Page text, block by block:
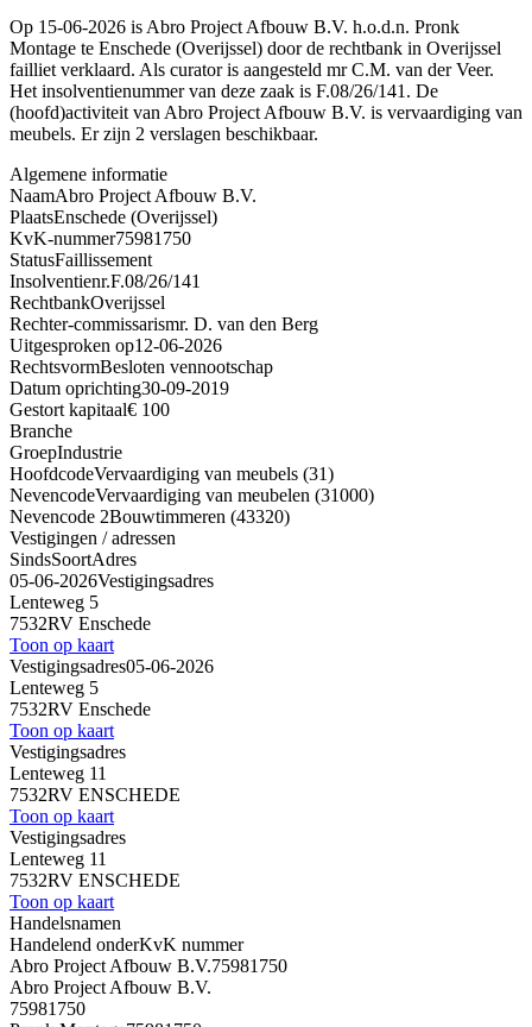
Op 15-06-2026 is Abro Project Afbouw B.V. h.o.d.n. Pronk
Montage te Enschede (Overijssel) door de rechtbank in Overijssel
failliet verklaard. Als curator is aangesteld mr C.M. van der Veer.
Het insolventienummer van deze zaak is F.08/26/141. De
(hoofd)activiteit van Abro Project Afbouw B.V. is vervaardiging van
meubels. Er zijn 2 verslagen beschikbaar.
Algemene informatie
NaamAbro Project Afbouw B.V.
PlaatsEnschede (Overijssel)
KvK-nummer75981750
StatusFaillissement
Insolventienr.F.08/26/141
RechtbankOverijssel
Rechter-commissarismr. D. van den Berg
Uitgesproken op12-06-2026
RechtsvormBesloten vennootschap
Datum oprichting30-09-2019
Gestort kapitaal€ 100
Branche
GroepIndustrie
HoofdcodeVervaardiging van meubels (31)
NevencodeVervaardiging van meubelen (31000)
Nevencode 2Bouwtimmeren (43320)
Vestigingen / adressen
SindsSoortAdres
05-06-2026Vestigingsadres
Lenteweg 5
7532RV Enschede
Toon op kaart
Vestigingsadres05-06-2026
Lenteweg 5
7532RV Enschede
Toon op kaart
Vestigingsadres
Lenteweg 11
7532RV ENSCHEDE
Toon op kaart
Vestigingsadres
Lenteweg 11
7532RV ENSCHEDE
Toon op kaart
Handelsnamen
Handelend onderKvK nummer
Abro Project Afbouw B.V.75981750
Abro Project Afbouw B.V.
75981750